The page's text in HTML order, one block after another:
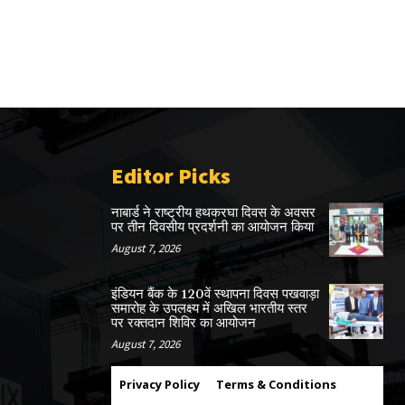
Editor Picks
नाबार्ड ने राष्ट्रीय हथकरघा दिवस के अवसर
पर तीन दिवसीय प्रदर्शनी का आयोजन किया
August 7, 2026
इंडियन बैंक के 120वें स्थापना दिवस पखवाड़ा
समारोह के उपलक्ष्य में अखिल भारतीय स्तर
पर रक्तदान शिविर का आयोजन
August 7, 2026
Privacy Policy Terms & Conditions